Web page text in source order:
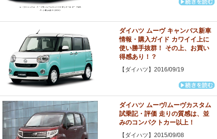
ダイハツ ムーヴ キャンバス新車
情報・購入ガイド カワイイ上に
使い勝手抜群！ その上、お買い
得感あり！？
【ダイハツ】2016/09/19
ダイハツ ムーヴ/ムーヴカスタム
試乗記・評価 走りの質感は、並
みのコンパクトカー以上！
【ダイハツ】2015/09/08